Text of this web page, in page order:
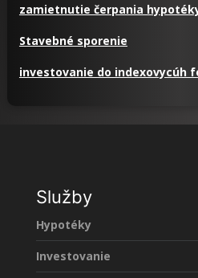
zamietnutie čerpania
Stavebné sporenie
investovanie do indexovycúh
Služby
Hypotéky
Investovanie